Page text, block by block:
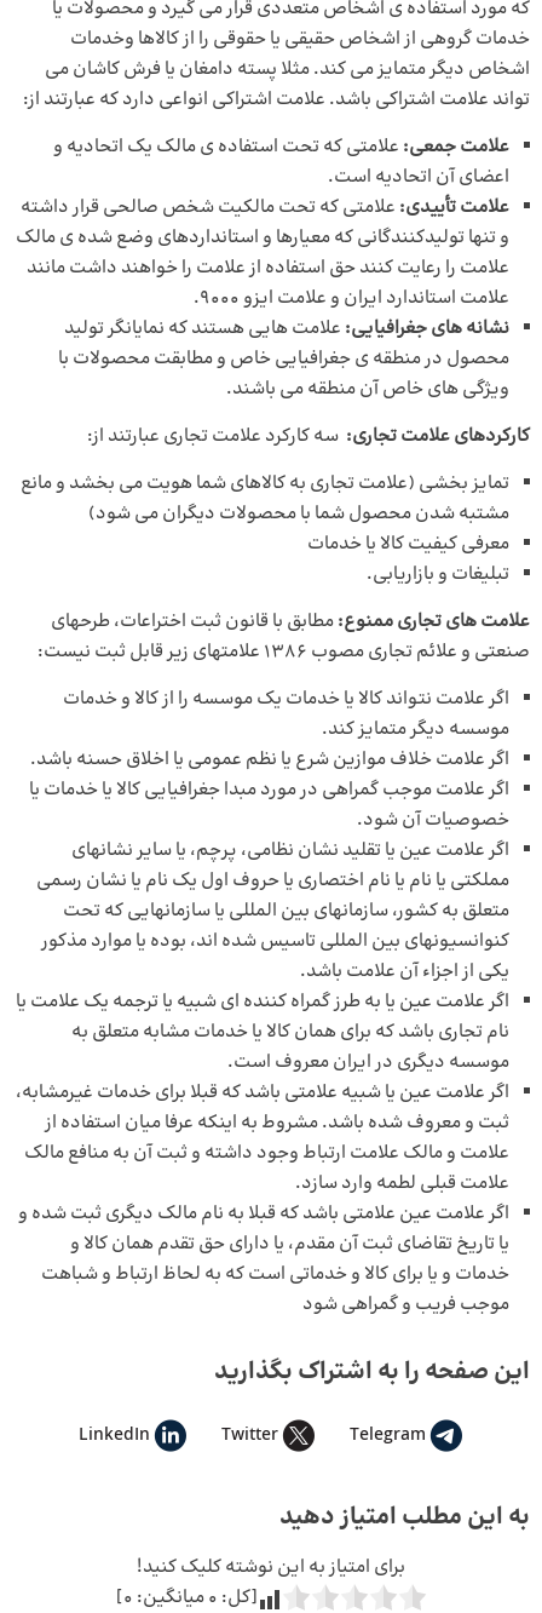
که مورد استفاده ی اشخاص متعددی قرار می گیرد و محصولات یا
خدمات گروهی از اشخاص حقیقی یا حقوقی را از کالاها وخدمات
اشخاص دیگر متمایز می کند. مثلا پسته دامغان یا فرش کاشان می
تواند علامت اشتراکی باشد. علامت اشتراکی انواعی دارد که عبارتند از:
علامت جمعی: علامتی که تحت استفاده ی مالک یک اتحادیه و
اعضای آن اتحادیه است.
علامت تأییدی: علامتی که تحت مالکیت شخص صالحی قرار داشته
و تنها تولیدکنندگانی که معیارها و استانداردهای وضع شده ی مالک
علامت را رعایت کنند حق استفاده از علامت را خواهند داشت مانند
علامت استاندارد ایران و علامت ایزو 9000.
نشانه های جغرافیایی: علامت هایی هستند که نمایانگر تولید
محصول در منطقه ی جغرافیایی خاص و مطابقت محصولات با
ویژگی های خاص آن منطقه می باشند.
کارکردهای علامت تجاری: سه کارکرد علامت تجاری عبارتند از:
تمایز بخشی (علامت تجاری به کالاهای شما هویت می بخشد و مانع
مشتبه شدن محصول شما با محصولات دیگران می شود)
معرفی کیفیت کالا یا خدمات
تبلیغات و بازاریابی.
علامت های تجاری ممنوع:مطابق با قانون ثبت اختراعات، طرحهای
صنعتی و علائم تجاری مصوب 1386 علامتهای زیر قابل ثبت نیست:
اگر علامت نتواند کالا یا خدمات یک موسسه را از کالا و خدمات
موسسه دیگر متمایز کند.
اگر علامت خلاف موازین شرع یا نظم عمومی یا اخلاق حسنه باشد.
اگر علامت موجب گمراهی در مورد مبدا جغرافیایی کالا یا خدمات یا
خصوصیات آن شود.
اگر علامت عین یا تقلید نشان نظامی، پرچم، یا سایر نشانهای
مملکتی یا نام یا نام اختصاری یا حروف اول یک نام یا نشان رسمی
متعلق به کشور، سازمانهای بین المللی یا سازمانهایی که تحت
کنوانسیونهای بین المللی تاسیس شده اند، بوده یا موارد مذکور
یکی از اجزاء آن علامت باشد.
اگر علامت عین یا به طرز گمراه کننده ای شبیه یا ترجمه یک علامت یا
نام تجاری باشد که برای همان کالا یا خدمات مشابه متعلق به
موسسه دیگری در ایران معروف است.
اگر علامت عین یا شبیه علامتی باشد که قبلا برای خدمات غیرمشابه،
ثبت و معروف شده باشد. مشروط به اینکه عرفا میان استفاده از
علامت و مالک علامت ارتباط وجود داشته و ثبت آن به منافع مالک
علامت قبلی لطمه وارد سازد.
اگر علامت عین علامتی باشد که قبلا به نام مالک دیگری ثبت شده و
یا تاریخ تقاضای ثبت آن مقدم، یا دارای حق تقدم همان کالا و
خدمات و یا برای کالا و خدماتی است که به لحاظ ارتباط و شباهت
موجب فریب و گمراهی شود
این صفحه را به اشتراک بگذارید
Telegram
Twitter
LinkedIn
به این مطلب امتیاز دهید
برای امتیاز به این نوشته کلیک کنید!
[کل: 0میانگین: 0
]